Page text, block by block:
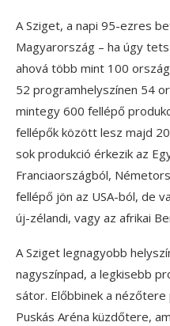
A Sziget, a napi 95-ezres
Magyarország – ha úgy
ahová több mint 100
52 programhelyszínen 54
mintegy 600 fellépő
fellépők között lesz majd
sok produkció érkezik az
Franciaországból,
fellépő jön az USA-ból, de
új-zélandi, vagy az afrikai
A Sziget legnagyobb
nagyszínpad, a legkisebb
sátor. Előbbinek a
Puskás Aréna küzdőtere,